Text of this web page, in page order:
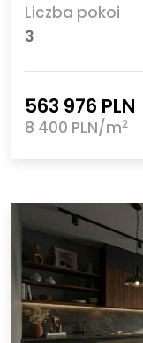
Liczba pokoi
3
563 976 PLN
8 400 PLN/m2